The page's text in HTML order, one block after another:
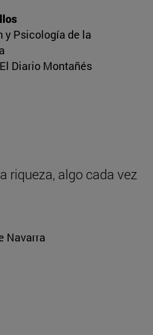
y Psicología de la
Diario Montañés
riqueza, algo cada vez
Navarra